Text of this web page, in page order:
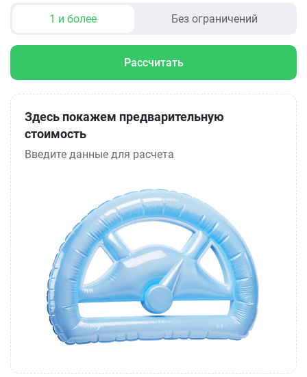
1 и более Без ограничений
Рассчитать
Здесь покажем предварительную
стоимость
Введите данные для расчета